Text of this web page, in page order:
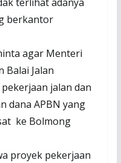
terlihat adanya
berkantor
agar Menteri
Balai Jalan
jalan dan
dana APBN yang
ke Bolmong
proyek pekerjaan